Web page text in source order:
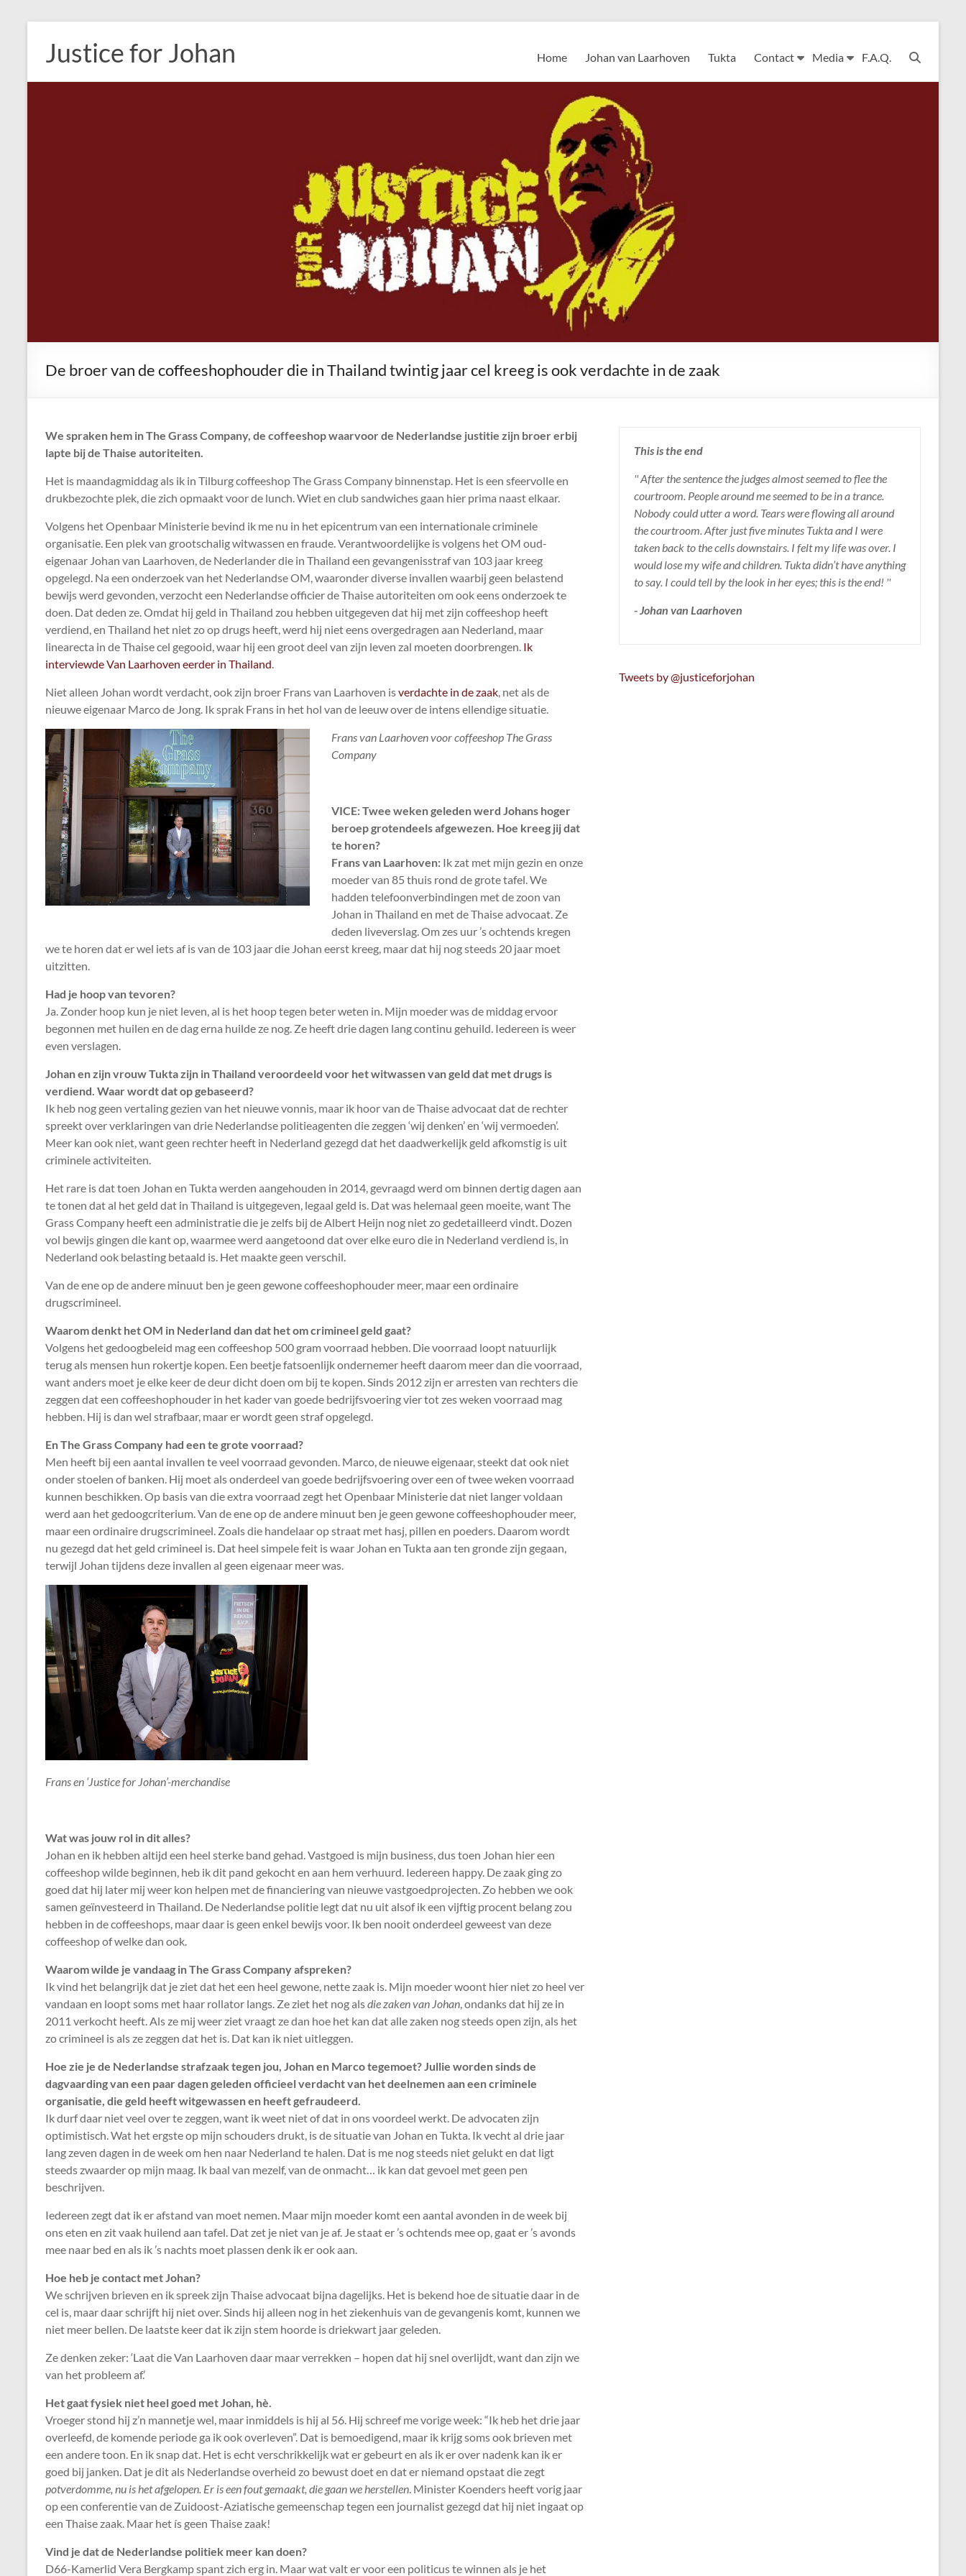
Justice for Johan Home Johan van Laarhoven Tukta Contact Media F.A.Q.
De broer van de coffeeshophouder die in Thailand twintig jaar cel kreeg​​ is ook verdachte in de zaak
We spraken hem in The Grass Company, de coffeeshop waarvoor de Nederlandse justitie zijn broer erbij
lapte bij de Thaise autoriteiten.
Het is maandagmiddag als ik in Tilburg coffeeshop The Grass Company binnenstap. Het is een sfeervolle en
drukbezochte plek, die zich opmaakt voor de lunch. Wiet en club sandwiches gaan hier prima naast elkaar.
Volgens het Openbaar Ministerie bevind ik me nu in het epicentrum van een internationale criminele
organisatie. Een plek van grootschalig witwassen en fraude. Verantwoordelijke is volgens het OM oud-
eigenaar Johan van Laarhoven, de Nederlander die in Thailand een gevangenisstraf van 103 jaar kreeg
opgelegd. Na een onderzoek van het Nederlandse OM, waaronder diverse invallen waarbij geen belastend
bewijs werd gevonden, verzocht een Nederlandse officier de Thaise autoriteiten om ook eens onderzoek te
doen. Dat deden ze. Omdat hij geld in Thailand zou hebben uitgegeven dat hij met zijn coffeeshop heeft
verdiend, en Thailand het niet zo op drugs heeft, werd hij niet eens overgedragen aan Nederland, maar
linearecta in de Thaise cel gegooid, waar hij een groot deel van zijn leven zal moeten doorbrengen. Ik
interviewde Van Laarhoven eerder in Thailand.
Niet alleen Johan wordt verdacht, ook zijn broer Frans van Laarhoven isverdachte in de zaak, net als de
nieuwe eigenaar Marco de Jong. Ik sprak Frans in het hol van de leeuw over de intens ellendige situatie.
Frans van Laarhoven voor coffeeshop The Grass
Company
VICE: Twee weken geleden werd Johans hoger
beroep grotendeels afgewezen. Hoe kreeg jij dat
te horen?
Frans van Laarhoven: Ik zat met mijn gezin en onze
moeder van 85 thuis rond de grote tafel. We
hadden telefoonverbindingen met de zoon van
Johan in Thailand en met de Thaise advocaat. Ze
deden liveverslag. Om zes uur ’s ochtends kregen
we te horen dat er wel iets af is van de 103 jaar die Johan eerst kreeg, maar dat hij nog steeds 20 jaar moet
uitzitten.
Had je hoop van tevoren?
Ja. Zonder hoop kun je niet leven, al is het hoop tegen beter weten in. Mijn moeder was de middag ervoor
begonnen met huilen en de dag erna huilde ze nog. Ze heeft drie dagen lang continu gehuild. Iedereen is weer
even verslagen.
Johan en zijn vrouw Tukta zijn in Thailand veroordeeld voor het witwassen van geld dat met drugs is
verdiend. Waar wordt dat op gebaseerd?
Ik heb nog geen vertaling gezien van het nieuwe vonnis, maar ik hoor van de Thaise advocaat dat de rechter
spreekt over verklaringen van drie Nederlandse politieagenten die zeggen ‘wij denken’ en ‘wij vermoeden’.
Meer kan ook niet, want geen rechter heeft in Nederland gezegd dat het daadwerkelijk geld afkomstig is uit
criminele activiteiten.
Het rare is dat toen Johan en Tukta werden aangehouden in 2014, gevraagd werd om binnen dertig dagen aan
te tonen dat al het geld dat in Thailand is uitgegeven, legaal geld is. Dat was helemaal geen moeite, want The
Grass Company heeft een administratie die je zelfs bij de Albert Heijn nog niet zo gedetailleerd vindt. Dozen
vol bewijs gingen die kant op, waarmee werd aangetoond dat over elke euro die in Nederland verdiend is, in
Nederland ook belasting betaald is. Het maakte geen verschil.
Van de ene op de andere minuut ben je geen gewone coffeeshophouder meer, maar een ordinaire
drugscrimineel.
Waarom denkt het OM in Nederland dan dat het om crimineel geld gaat?
Volgens het gedoogbeleid mag een coffeeshop 500 gram voorraad hebben. Die voorraad loopt natuurlijk
terug als mensen hun rokertje kopen. Een beetje fatsoenlijk ondernemer heeft daarom meer dan die voorraad,
want anders moet je elke keer de deur dicht doen om bij te kopen. Sinds 2012 zijn er arresten van rechters die
zeggen dat een coffeeshophouder in het kader van goede bedrijfsvoering vier tot zes weken voorraad mag
hebben. Hij is dan wel strafbaar, maar er wordt geen straf opgelegd.
En The Grass Company had een te grote voorraad?
Men heeft bij een aantal invallen te veel voorraad gevonden. Marco, de nieuwe eigenaar, steekt dat ook niet
onder stoelen of banken. Hij moet als onderdeel van goede bedrijfsvoering over een of twee weken voorraad
kunnen beschikken. Op basis van die extra voorraad zegt het Openbaar Ministerie dat niet langer voldaan
werd aan het gedoogcriterium. Van de ene op de andere minuut ben je geen gewone coffeeshophouder meer,
maar een ordinaire drugscrimineel. Zoals die handelaar op straat met hasj, pillen en poeders. Daarom wordt
nu gezegd dat het geld crimineel is. Dat heel simpele feit is waar Johan en Tukta aan ten gronde zijn gegaan,
terwijl Johan tijdens deze invallen al geen eigenaar meer was.
Frans en ‘Justice for Johan’-merchandise
Wat was jouw rol in dit alles?
Johan en ik hebben altijd een heel sterke band gehad. Vastgoed is mijn business, dus toen Johan hier een
coffeeshop wilde beginnen, heb ik dit pand gekocht en aan hem verhuurd. Iedereen happy. De zaak ging zo
goed dat hij later mij weer kon helpen met de financiering van nieuwe vastgoedprojecten. Zo hebben we ook
samen geïnvesteerd in Thailand. De Nederlandse politie legt dat nu uit alsof ik een vijftig procent belang zou
hebben in de coffeeshops, maar daar is geen enkel bewijs voor. Ik ben nooit onderdeel geweest van deze
coffeeshop of welke dan ook.
Waarom wilde je vandaag in The Grass Company afspreken?
Ik vind het belangrijk dat je ziet dat het een heel gewone, nette zaak is. Mijn moeder woont hier niet zo heel ver
vandaan en loopt soms met haar rollator langs. Ze ziet het nog alsdie zaken van Johan , ondanks dat hij ze in
2011 verkocht heeft. Als ze mij weer ziet vraagt ze dan hoe het kan dat alle zaken nog steeds open zijn, als het
zo crimineel is als ze zeggen dat het is. Dat kan ik niet uitleggen.
Hoe zie je de Nederlandse strafzaak tegen jou, Johan en Marco tegemoet? Jullie worden sinds de
dagvaarding van een paar dagen geleden officieel verdacht van het deelnemen aan een criminele
organisatie, die geld heeft witgewassen en heeft gefraudeerd.
Ik durf daar niet veel over te zeggen, want ik weet niet of dat in ons voordeel werkt. De advocaten zijn
optimistisch. Wat het ergste op mijn schouders drukt, is de situatie van Johan en Tukta. Ik vecht al drie jaar
lang zeven dagen in de week om hen naar Nederland te halen. Dat is me nog steeds niet gelukt en dat ligt
steeds zwaarder op mijn maag. Ik baal van mezelf, van de onmacht… ik kan dat gevoel met geen pen
beschrijven.
Iedereen zegt dat ik er afstand van moet nemen. Maar mijn moeder komt een aantal avonden in de week bij
ons eten en zit vaak huilend aan tafel. Dat zet je niet van je af. Je staat er ’s ochtends mee op, gaat er ’s avonds
mee naar bed en als ik ’s nachts moet plassen denk ik er ook aan.
Hoe heb je contact met Johan?
We schrijven brieven en ik spreek zijn Thaise advocaat bijna dagelijks. Het is bekend hoe de situatie daar in de
cel is, maar daar schrijft hij niet over. Sinds hij alleen nog in het ziekenhuis van de gevangenis komt, kunnen we
niet meer bellen. De laatste keer dat ik zijn stem hoorde is driekwart jaar geleden.
Ze denken zeker: ‘Laat die Van Laarhoven daar maar verrekken – hopen dat hij snel overlijdt, want dan zijn we
van het probleem af.’
Het gaat fysiek niet heel goed met Johan, hè.
Vroeger stond hij z’n mannetje wel, maar inmiddels is hij al 56. Hij schreef me vorige week: “Ik heb het drie jaar
overleefd, de komende periode ga ik ook overleven”. Dat is bemoedigend, maar ik krijg soms ook brieven met
een andere toon. En ik snap dat. Het is echt verschrikkelijk wat er gebeurt en als ik er over nadenk kan ik er
goed bij janken. Dat je dit als Nederlandse overheid zo bewust doet en dat er niemand opstaat die zegt
potverdomme, nu is het afgelopen. Er is een fout gemaakt, die gaan we herstellen . Minister Koenders heeft vorig jaar
op een conferentie van de Zuidoost-Aziatische gemeenschap tegen een journalist gezegd dat hij niet ingaat op
een Thaise zaak. Maar het ís geen Thaise zaak!
Vind je dat de Nederlandse politiek meer kan doen?
D66-Kamerlid Vera Bergkamp spant zich erg in. Maar wat valt er voor een politicus te winnen als je het
This is the end
'' After the sentence the judges almost seemed to flee the
courtroom. People around me seemed to be in a trance.
Nobody could utter a word. Tears were flowing all around
the courtroom. After just five minutes Tukta and I were
taken back to the cells downstairs. I felt my life was over. I
would lose my wife and children. Tukta didn’t have anything
to say. I could tell by the look in her eyes; this is the end! ''
- Johan van Laarhoven
Tweets by @justiceforjohan